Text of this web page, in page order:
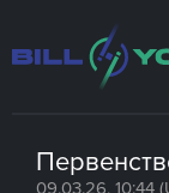
09.03.26, 10:44